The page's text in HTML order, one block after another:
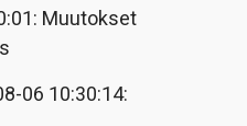
Muutokset
06 10:30:14: